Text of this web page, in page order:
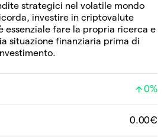
strategici nel volatile mondo
investire in criptovalute
essenziale fare la propria ricerca e
situazione finanziaria prima di
0%
0.00€